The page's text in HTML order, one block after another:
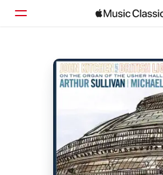
Startseite
Entdecken